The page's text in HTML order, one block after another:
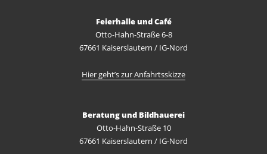
Feierhalle und Café
Otto-Hahn-Straße 6-8
67661 Kaiserslautern / IG-Nord
Hier geht’s zur Anfahrtsskizze
Beratung und Bildhauerei
Otto-Hahn-Straße 10
67661 Kaiserslautern / IG-Nord